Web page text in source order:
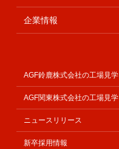
企業情報
AGF鈴鹿株式会社の工場見学
AGF関東株式会社の工場見学
ニュースリリース
新卒採用情報